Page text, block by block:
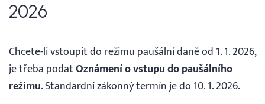
2026
Chcete-li vstoupit do režimu paušální daně od 1. 1. 2026,
je třeba podatOznámení o vstupu do paušálního
režimu. Standardní zákonný termín je do 10. 1. 2026.